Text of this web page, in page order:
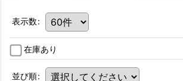
表示数:
在庫あり
並び順: